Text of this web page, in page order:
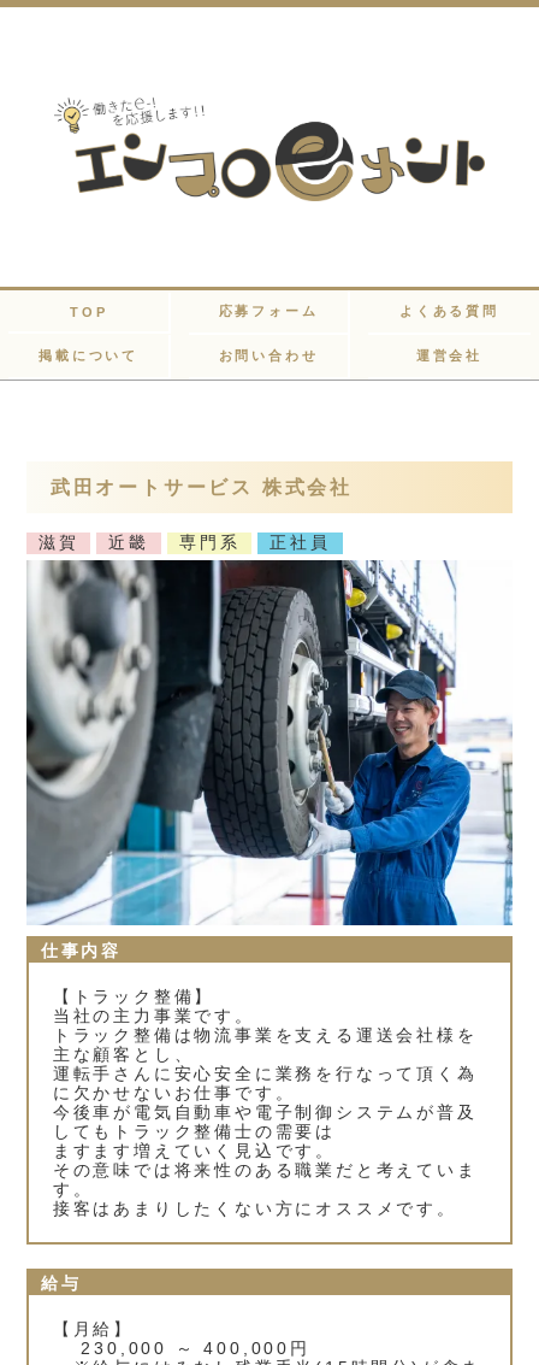
TOP 応募フォーム よくある質問
掲載について お問い合わせ 運営会社
武田オートサービス 株式会社
滋賀 近畿 専門系 正社員
仕事内容
【トラック整備】
当社の主力事業です。
トラック整備は物流事業を支える運送会社様を
主な顧客とし、
運転手さんに安心安全に業務を行なって頂く為
に欠かせないお仕事です。
今後車が電気自動車や電子制御システムが普及
してもトラック整備士の需要は
ますます増えていく見込です。
その意味では将来性のある職業だと考えていま
す。
接客はあまりしたくない方にオススメです。
給与
【月給】
230,000 ～ 400,000円